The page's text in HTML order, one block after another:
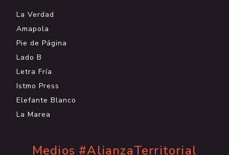
La Verdad
Amapola
Pie de Página
Lado B
Letra Fría
Istmo Press
Elefante Blanco
La Marea
Medios #AlianzaTerritorial